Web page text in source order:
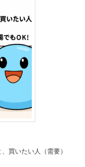
買いたい人（需要）